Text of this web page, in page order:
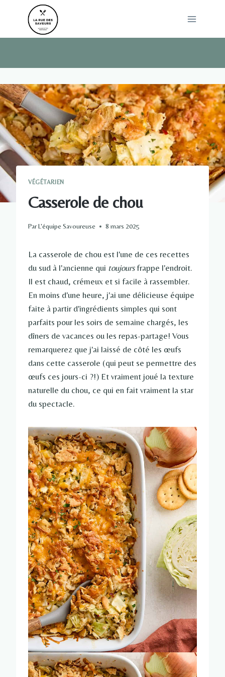
VÉGÉTARIEN
Casserole de chou
ParL'équipe Savoureuse 8 mars 2025
La casserole de chou est l'une de ces recettes
du sud à l'ancienne qui toujoursfrappe l'endroit.
Il est chaud, crémeux et si facile à rassembler.
En moins d'une heure, j'ai une délicieuse équipe
faite à partir d'ingrédients simples qui sont
parfaits pour les soirs de semaine chargés, les
dîners de vacances ou les repas-partage! Vous
remarquerez que j'ai laissé de côté les œufs
dans cette casserole (qui peut se permettre des
œufs ces jours-ci ?!) Et vraiment joué la texture
naturelle du chou, ce qui en fait vraiment la star
du spectacle.